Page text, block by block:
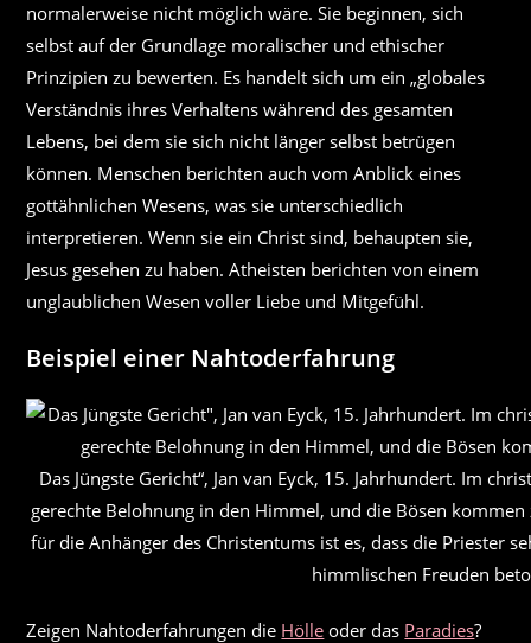
normalerweise nicht möglich wäre. Sie beginnen, sich
selbst auf der Grundlage moralischer und ethischer
Prinzipien zu bewerten. Es handelt sich um ein „globales
Verständnis ihres Verhaltens während des gesamten
Lebens, bei dem sie sich nicht länger selbst betrügen
können. Menschen berichten auch vom Anblick eines
gottähnlichen Wesens, was sie unterschiedlich
interpretieren. Wenn sie ein Christ sind, behaupten sie,
Jesus gesehen zu haben. Atheisten berichten von einem
unglaublichen Wesen voller Liebe und Mitgefühl.
Beispiel einer Nahtoderfahrung
Das Jüngste Gericht“, Jan van Eyck, 15. Jahrhundert. Im
gerechte Belohnung in den Himmel, und die Bösen
für die Anhänger des Christentums ist es, dass die Priester
himmlischen Freuden
Zeigen Nahtoderfahrungen die Hölle oder das Paradies?